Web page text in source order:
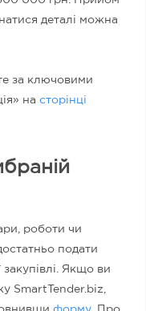
деталі можна
за ключовими
на сторінці
роботи чи
подати
Якщо ви
SmartTender.biz,